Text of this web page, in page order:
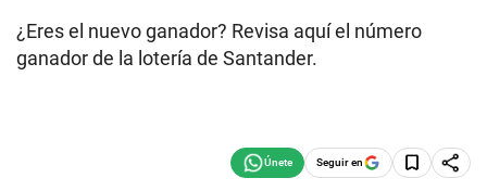
¿Eres el nuevo ganador? Revisa aquí el número
ganador de la lotería de Santander.
Seguir en